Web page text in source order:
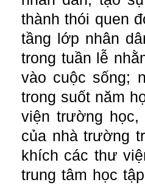
thành thói quen
tầng lớp nhân
trong tuần lễ
vào cuộc sống;
trong suốt năm
viện trường học,
của nhà trường
khích các thư
trung tâm học